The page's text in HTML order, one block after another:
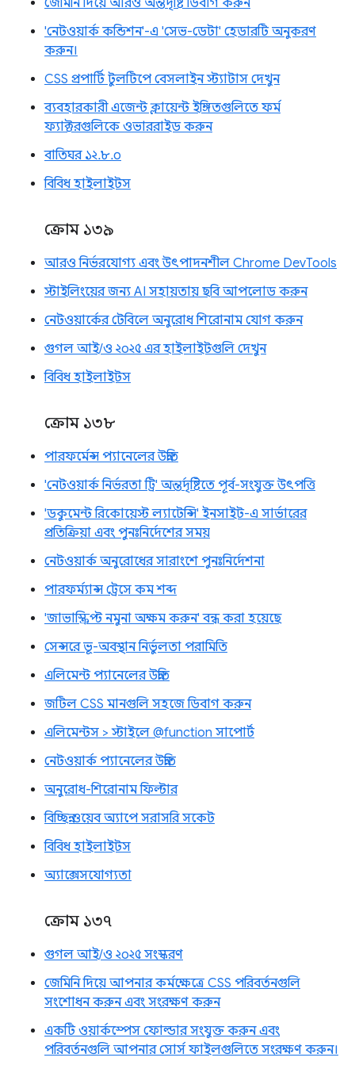
'নেটওয়ার্ক কন্ডিশন'-এ 'সেভ-ডেটা' হেডারটি অনুকরণ
করুন।
CSS প্রপার্টি টুলটিপে বেসলাইন স্ট্যাটাস দেখুন
ব্যবহারকারী এজেন্ট ক্লায়েন্ট ইঙ্গিতগুলিতে ফর্ম
ফ্যাক্টরগুলিকে ওভাররাইড করুন
বাতিঘর ১২.৮.০
বিবিধ হাইলাইটস
ক্রোম ১৩৯
আরও নির্ভরযোগ্য এবং উৎপাদনশীল Chrome DevTools
স্টাইলিংয়ের জন্য AI সহায়তায় ছবি আপলোড করুন
নেটওয়ার্কের টেবিলে অনুরোধ শিরোনাম যোগ করুন
গুগল আই/ও ২০২৫ এর হাইলাইটগুলি দেখুন
বিবিধ হাইলাইটস
ক্রোম ১৩৮
পারফর্মেন্স প্যানেলের উন্নতি
'নেটওয়ার্ক নির্ভরতা ট্রি' অন্তর্দৃষ্টিতে পূর্ব-সংযুক্ত উৎপত্তি
'ডকুমেন্ট রিকোয়েস্ট ল্যাটেন্সি' ইনসাইট-এ সার্ভারের
প্রতিক্রিয়া এবং পুনঃনির্দেশের সময়
নেটওয়ার্ক অনুরোধের সারাংশে পুনঃনির্দেশনা
পারফর্ম্যান্স ট্রেসে কম শব্দ
'জাভাস্ক্রিপ্ট নমুনা অক্ষম করুন' বন্ধ করা হয়েছে
সেন্সরে ভূ-অবস্থান নির্ভুলতা পরামিতি
এলিমেন্ট প্যানেলের উন্নতি
জটিল CSS মানগুলি সহজে ডিবাগ করুন
এলিমেন্টস > স্টাইলে @function সাপোর্ট
নেটওয়ার্ক প্যানেলের উন্নতি
অনুরোধ-শিরোনাম ফিল্টার
বিচ্ছিন্ন ওয়েব অ্যাপে সরাসরি সকেট
বিবিধ হাইলাইটস
অ্যাক্সেসযোগ্যতা
ক্রোম ১৩৭
গুগল আই/ও ২০২৫ সংস্করণ
জেমিনি দিয়ে আপনার কর্মক্ষেত্রে CSS পরিবর্তনগুলি
সংশোধন করুন এবং সংরক্ষণ করুন
একটি ওয়ার্কস্পেস ফোল্ডার সংযুক্ত করুন এবং
পরিবর্তনগুলি আপনার সোর্স ফাইলগুলিতে সংরক্ষণ করুন।